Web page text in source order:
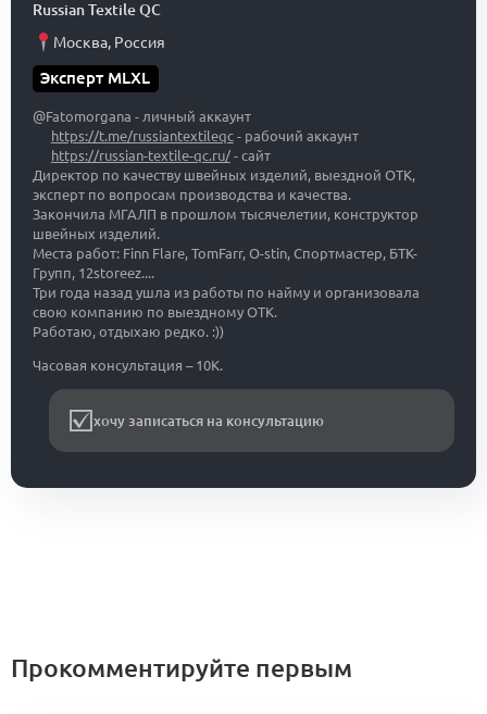
Russian Textile QC
Москва, Россия
Эксперт MLXL
@Fatomorgana - личный аккаунт
https://t.me/russiantextileqc- рабочий аккаунт
https://russian-textile-qc.ru/- сайт
Директор по качеству швейных изделий, выездной ОТК,
эксперт по вопросам производства и качества.
Закончила МГАЛП в прошлом тысячелетии, конструктор
швейных изделий.
Места работ: Finn Flare, TomFarr, O-stin, Спортмастер, БТК-
Групп, 12storeez....
Три года назад ушла из работы по найму и организовала
свою компанию по выездному ОТК.
Работаю, отдыхаю редко. :))
Часовая консультация – 10К.
хочу записаться на консультацию
Прокомментируйте первым